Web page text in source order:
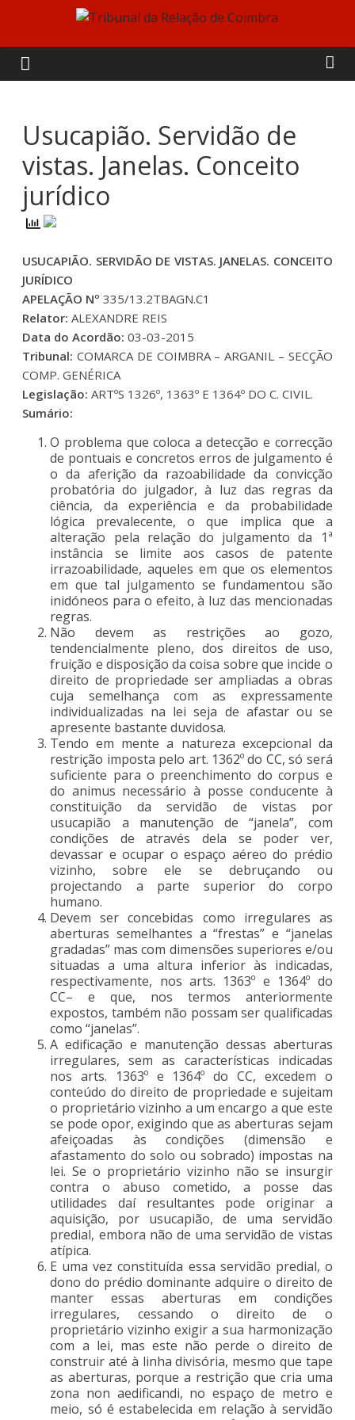
content
Tribunal
da
Relação
de
Coimbra
Usucapião. Servidão de
vistas. Janelas. Conceito
jurídico
USUCAPIÃO. SERVIDÃO DE VISTAS. JANELAS. CONCEITO
JURÍDICO
APELAÇÃO Nº 335/13.2TBAGN.C1
Relator: ALEXANDRE REIS
Data do Acordão: 03-03-2015
Tribunal:COMARCA DE COIMBRA – ARGANIL – SECÇÃO
COMP. GENÉRICA
Legislação: ARTºS 1326º, 1363º E 1364º DO C. CIVIL.
Sumário:
O problema que coloca a detecção e correcção
de pontuais e concretos erros de julgamento é
o da aferição da razoabilidade da convicção
probatória do julgador, à luz das regras da
ciência, da experiência e da probabilidade
lógica prevalecente, o que implica que a
alteração pela relação do julgamento da 1ª
instância se limite aos casos de patente
irrazoabilidade, aqueles em que os elementos
em que tal julgamento se fundamentou são
inidóneos para o efeito, à luz das mencionadas
regras.
Não devem as restrições ao gozo,
tendencialmente pleno, dos direitos de uso,
fruição e disposição da coisa sobre que incide o
direito de propriedade ser ampliadas a obras
cuja semelhança com as expressamente
individualizadas na lei seja de afastar ou se
apresente bastante duvidosa.
Tendo em mente a natureza excepcional da
restrição imposta pelo art. 1362º do CC, só será
suficiente para o preenchimento do corpus e
do animus necessário à posse conducente à
constituição da servidão de vistas por
usucapião a manutenção de “janela”, com
condições de através dela se poder ver,
devassar e ocupar o espaço aéreo do prédio
vizinho, sobre ele se debruçando ou
projectando a parte superior do corpo
humano.
Devem ser concebidas como irregulares as
aberturas semelhantes a “frestas” e “janelas
gradadas” mas com dimensões superiores e/ou
situadas a uma altura inferior às indicadas,
respectivamente, nos arts. 1363º e 1364º do
CC– e que, nos termos anteriormente
expostos, também não possam ser qualificadas
como “janelas”.
A edificação e manutenção dessas aberturas
irregulares, sem as características indicadas
nos arts. 1363º e 1364º do CC, excedem o
conteúdo do direito de propriedade e sujeitam
o proprietário vizinho a um encargo a que este
se pode opor, exigindo que as aberturas sejam
afeiçoadas às condições (dimensão e
afastamento do solo ou sobrado) impostas na
lei. Se o proprietário vizinho não se insurgir
contra o abuso cometido, a posse das
utilidades daí resultantes pode originar a
aquisição, por usucapião, de uma servidão
predial, embora não de uma servidão de vistas
atípica.
E uma vez constituída essa servidão predial, o
dono do prédio dominante adquire o direito de
manter essas aberturas em condições
irregulares, cessando o direito de o
proprietário vizinho exigir a sua harmonização
com a lei, mas este não perde o direito de
construir até à linha divisória, mesmo que tape
as aberturas, porque a restrição que cria uma
zona non aedificandi, no espaço de metro e
meio, só é estabelecida em relação à servidão